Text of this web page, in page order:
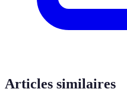
Articles similaires